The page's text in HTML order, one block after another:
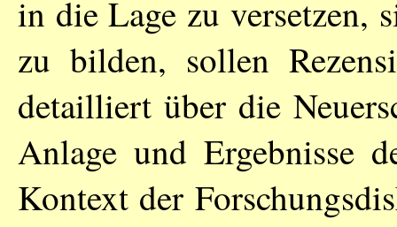
in die Lage zu versetzen,
zu bilden, sollen
detailliert über die
Anlage und Ergebnisse
Kontext der